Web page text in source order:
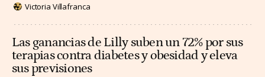
Victoria Villafranca
Las ganancias de Lilly suben un 72% por sus
terapias contra diabetes y obesidad y eleva
sus previsiones